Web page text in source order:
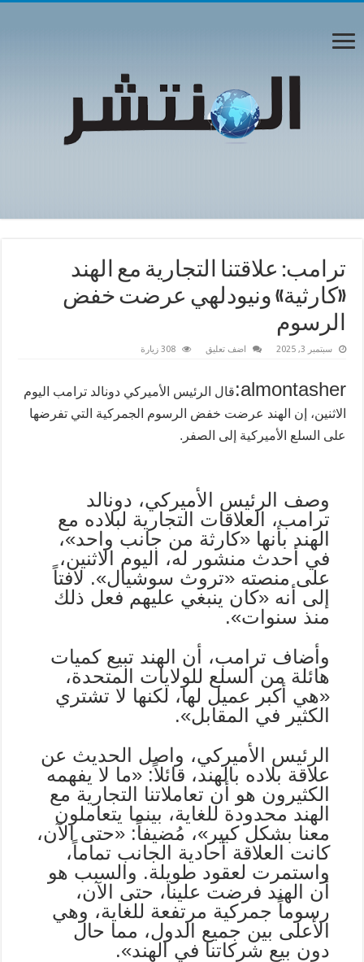
ترامب: علاقتنا التجارية مع الهند
«كارثية» ونيودلهي عرضت خفض
الرسوم
سبتمبر 3, 2025 اضف تعليق 308 زيارة
almontasher: قال الرئيس الأميركي دونالد ترامب اليوم
الاثنين، إن الهند عرضت خفض الرسوم الجمركية التي تفرضها
على السلع الأميركية إلى الصفر.
وصف الرئيس الأميركي، دونالد
ترامب، العلاقات التجارية لبلاده مع
الهند بأنها «كارثة من جانب واحد»،
في أحدث منشور له، اليوم الاثنين،
على منصته «تروث سوشيال». لافتاً
إلى أنه «كان ينبغي عليهم فعل ذلك
منذ سنوات».
وأضاف ترامب، أن الهند تبيع كميات
هائلة من السلع للولايات المتحدة،
«هي أكبر عميل لها، لكنها لا تشتري
الكثير في المقابل».
الرئيس الأميركي، واصل الحديث عن
علاقة بلاده بالهند، قائلاً: «ما لا يفهمه
الكثيرون هو أن تعاملاتنا التجارية مع
الهند محدودة للغاية، بينما يتعاملون
معنا بشكل كبير»، مُضيفاً: «حتى الآن،
كانت العلاقة أحادية الجانب تماماً،
واستمرت لعقود طويلة. والسبب هو
أن الهند فرضت علينا، حتى الآن،
رسوماً جمركية مرتفعة للغاية، وهي
الأعلى بين جميع الدول، مما حال
دون بيع شركاتنا في الهند».